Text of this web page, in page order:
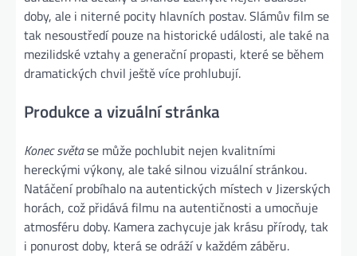
doby, ale i niterné pocity hlavních postav. Slámův film se
tak nesoustředí pouze na historické události, ale také na
mezilidské vztahy a generační propasti, které se během
dramatických chvil ještě více prohlubují.
Produkce a vizuální stránka
Konec světase může pochlubit nejen kvalitními
hereckými výkony, ale také silnou vizuální stránkou.
Natáčení probíhalo na autentických místech v Jizerských
horách, což přidává filmu na autentičnosti a umocňuje
atmosféru doby. Kamera zachycuje jak krásu přírody, tak
i ponurost doby, která se odráží v každém záběru.